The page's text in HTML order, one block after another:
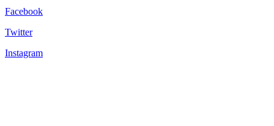
Facebook
Twitter
Instagram